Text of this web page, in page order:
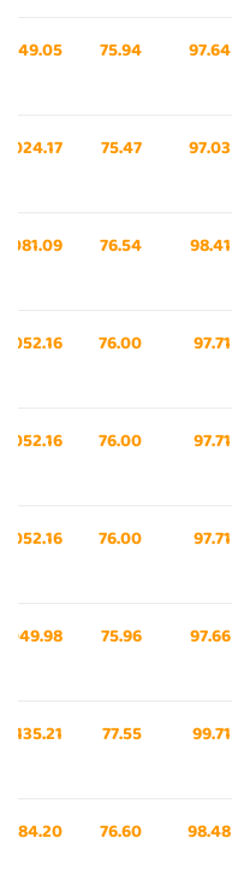
97.64
75.94
97.03
75.47
4024.17
98.41
76.54
4081.09
97.71
76.00
4052.16
97.71
76.00
4052.16
97.71
76.00
4052.16
97.66
75.96
99.71
77.55
4135.21
98.48
76.60